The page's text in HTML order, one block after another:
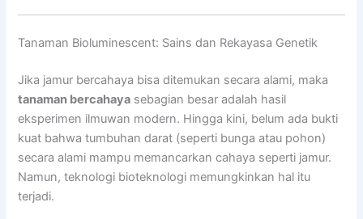
Tanaman Bioluminescent: Sains dan Rekayasa Genetik
Jika jamur bercahaya bisa ditemukan secara alami, maka
tanaman bercahaya sebagian besar adalah hasil
eksperimen ilmuwan modern. Hingga kini, belum ada bukti
kuat bahwa tumbuhan darat (seperti bunga atau pohon)
secara alami mampu memancarkan cahaya seperti jamur.
Namun, teknologi bioteknologi memungkinkan hal itu
terjadi.